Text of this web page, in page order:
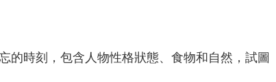
的時刻，包含人物性格狀態、食物和自然，試圖